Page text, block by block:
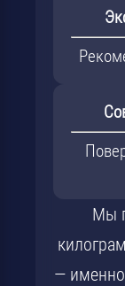
Мы
— именно